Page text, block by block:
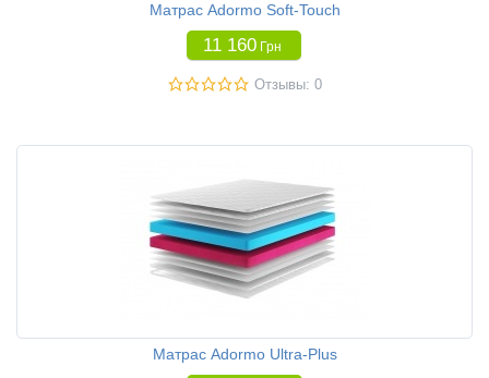
Матрас Adormo Soft-Touch
11 160 Грн
Отзывы: 0
Матрас Adormo Ultra-Plus